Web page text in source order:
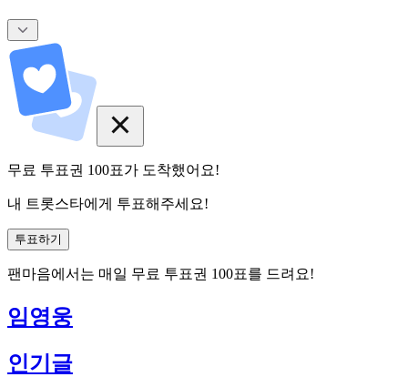
무료 투표권 100표가 도착했어요!
내 트롯스타에게 투표해주세요!
투표하기
팬마음에서는 매일 무료 투표권 100표를 드려요!
임영웅
인기글